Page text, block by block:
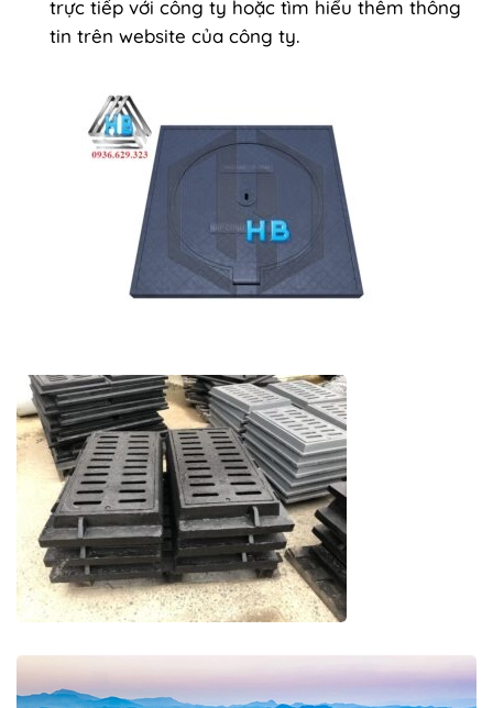
trực tiếp với công ty hoặc tìm hiểu thêm thông
tin trên website của công ty.